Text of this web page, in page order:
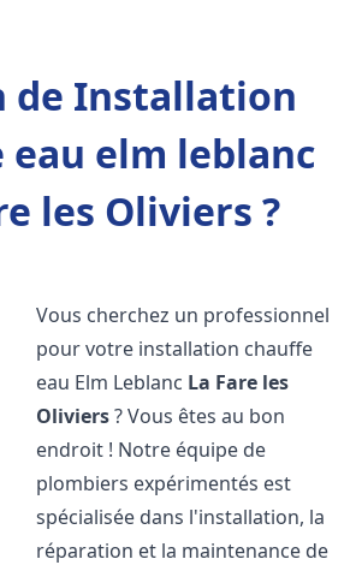
de Installation
eau elm leblanc
les Oliviers ?
Vous cherchez un professionnel
pour votre installation chauffe
eau Elm Leblanc La Fare les
Oliviers? Vous êtes au bon
endroit ! Notre équipe de
plombiers expérimentés est
spécialisée dans l'installation, la
réparation et la maintenance de